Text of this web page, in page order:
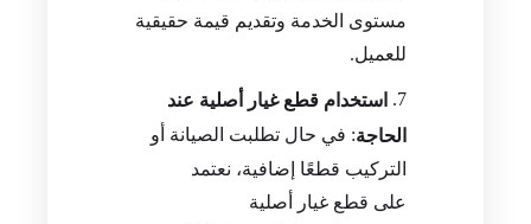
مستوى الخدمة وتقديم قيمة حقيقية
للعميل.
استخدام قطع غيار أصلية عند
الحاجة: في حال تطلبت الصيانة أو
التركيب قطعًا إضافية، نعتمد
على قطع غيار أصلية